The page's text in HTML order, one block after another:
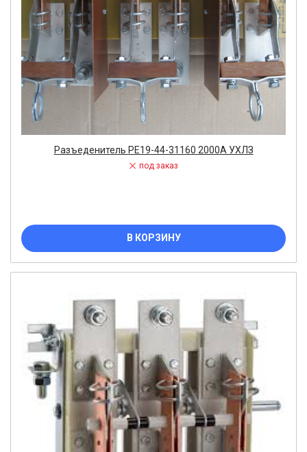
Разъеденитель РЕ19-44-31160 2000А УХЛЗ
под заказ
В КОРЗИНУ